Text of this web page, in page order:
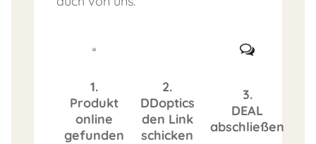
1.
Produkt
online
gefunden
2.
DDoptics
den Link
schicken
3.
DEAL
abschließen